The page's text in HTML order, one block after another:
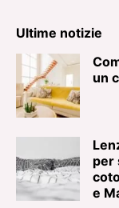
Ultime notizie
un
per
e